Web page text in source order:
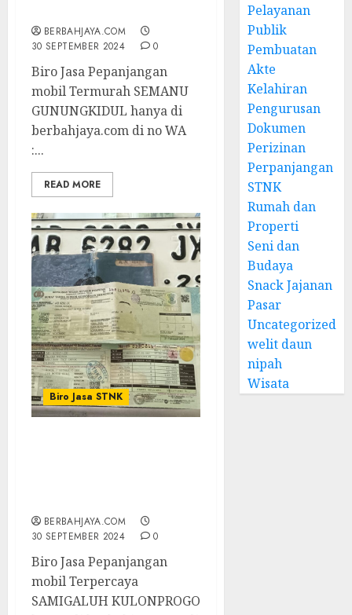
BERBAHJAYA.COM
30 SEPTEMBER 2024
0
Biro Jasa Pepanjangan
mobil Termurah SEMANU
GUNUNGKIDUL hanya di
berbahjaya.com di no WA
:...
READ MORE
Biro Jasa STNK
BERBAHJAYA.COM
30 SEPTEMBER 2024
0
Biro Jasa Pepanjangan
mobil Terpercaya
SAMIGALUH KULONPROGO
Pelayanan
Publik
Pembuatan
Akte
Kelahiran
Pengurusan
Dokumen
Perizinan
Perpanjangan
STNK
Rumah dan
Properti
Seni dan
Budaya
Snack Jajanan
Pasar
Uncategorized
welit daun
nipah
Wisata